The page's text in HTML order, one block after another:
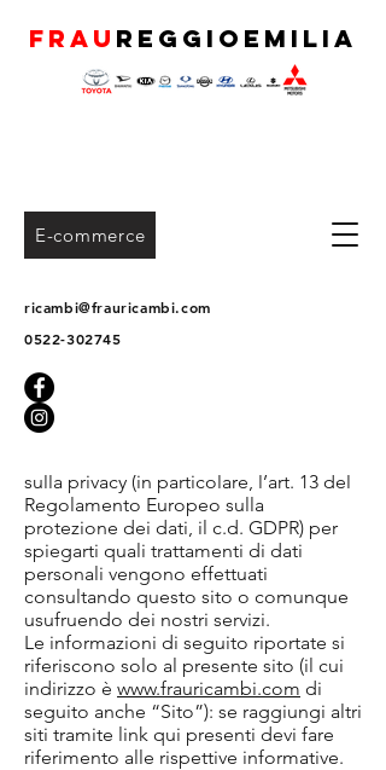
FRAU REGGIOEMILIA
ricambi@frauricambi.com
0522-302745
E-commercePrivacy e
Cookie Policy
INFORMAZIONI PRIVACY E COOKIE
Gentile utente,
con questo documento ti forniamo le
sulla privacy (in particolare, l’art. 13 del
Regolamento Europeo sulla
protezione dei dati, il c.d. GDPR) per
spiegarti quali trattamenti di dati
personali vengono effettuati
consultando questo sito o comunque
usufruendo dei nostri servizi.
Le informazioni di seguito riportate si
riferiscono solo al presente sito (il cui
indirizzo è www.frauricambi.com di
seguito anche “Sito”): se raggiungi altri
siti tramite link qui presenti devi fare
riferimento alle rispettive informative.